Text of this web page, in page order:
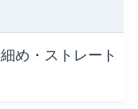
細め・ストレート